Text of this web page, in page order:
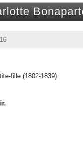
fille (1802-1839).